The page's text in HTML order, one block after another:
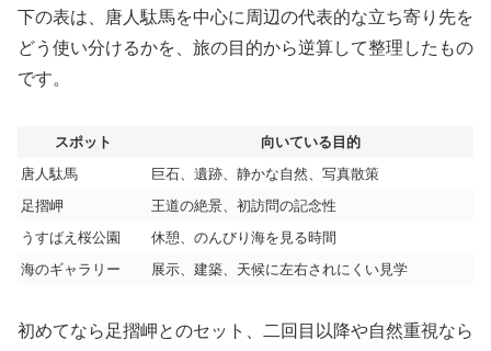
下の表は、唐人駄馬を中心に周辺の代表的な立ち寄り先を
どう使い分けるかを、旅の目的から逆算して整理したもの
です。
スポット
向いている目的
唐人駄馬
巨石、遺跡、静かな自然、写真散策
足摺岬
王道の絶景、初訪問の記念性
うすばえ桜公園
休憩、のんびり海を見る時間
海のギャラリー
展示、建築、天候に左右されにくい見学
初めてなら足摺岬とのセット、二回目以降や自然重視なら